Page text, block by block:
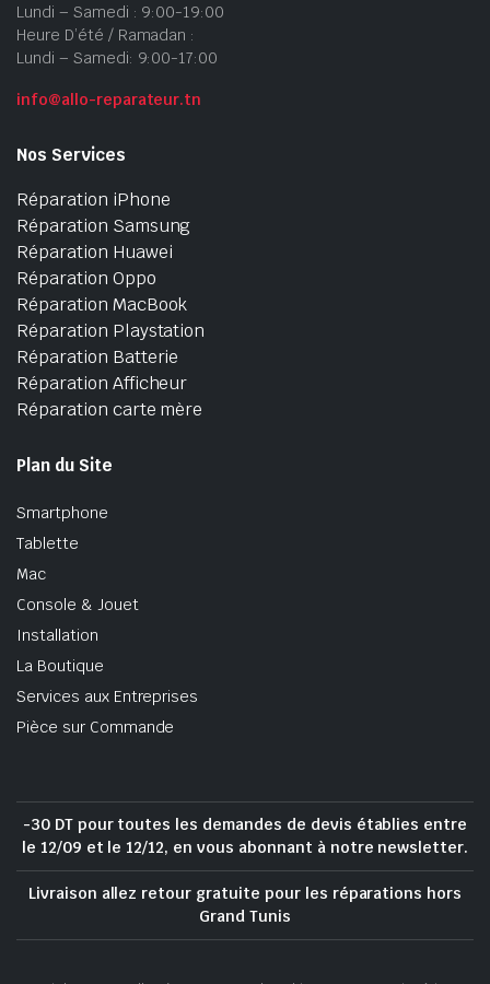
Lundi – Samedi : 9:00-19:00
Heure D’été / Ramadan :
Lundi – Samedi: 9:00-17:00
info@allo-reparateur.tn
Nos Services
Réparation iPhone
Réparation Samsung
Réparation Huawei
Réparation Oppo
Réparation MacBook
Réparation Playstation
Réparation Batterie
Réparation Afficheur
Réparation carte mère
Plan du Site
Smartphone
Tablette
Mac
Console & Jouet
Installation
La Boutique
Services aux Entreprises
Pièce sur Commande
-30 DT pour toutes les demandes de devis établies entre
le 12/09 et le 12/12, en vous abonnant à notre newsletter.
Livraison allez retour gratuite pour les réparations hors
Grand Tunis